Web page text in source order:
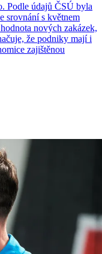
Podle údajů ČSÚ byla
srovnání s květnem
nových zakázek,
že podniky mají i
zajištěnou